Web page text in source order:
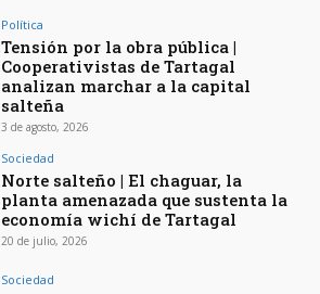
Política
Tensión por la obra pública |
Cooperativistas de Tartagal
analizan marchar a la capital
salteña
3 de agosto, 2026
Sociedad
Norte salteño | El chaguar, la
planta amenazada que sustenta la
economía wichí de Tartagal
20 de julio, 2026
Sociedad